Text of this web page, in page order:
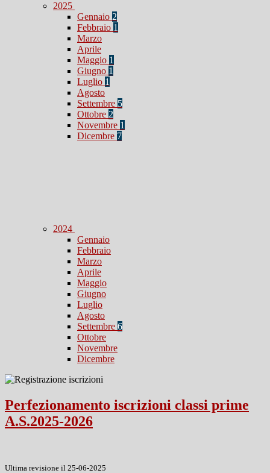
2025
Gennaio 2
Febbraio 1
Marzo
Aprile
Maggio 1
Giugno 1
Luglio 1
Agosto
Settembre 5
Ottobre 2
Novembre 1
Dicembre 7
2024
Gennaio
Febbraio
Marzo
Aprile
Maggio
Giugno
Luglio
Agosto
Settembre 6
Ottobre
Novembre
Dicembre
Perfezionamento iscrizioni classi prime
A.S.2025-2026
Ultima revisione il 25-06-2025